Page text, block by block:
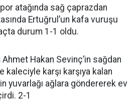
atağında sağ çaprazdan
Ertuğrul’un kafa vuruşu
durum 1-1 oldu.
Hakan Sevinç’in sağdan
kaleciyle karşı karşıya kalan
yuvarlağı ağlara göndererek ev
2-1